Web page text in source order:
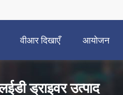
वीआर दिखाएँ आयोजन
ड्राइवर उत्पाद